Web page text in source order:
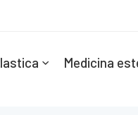
Medicina